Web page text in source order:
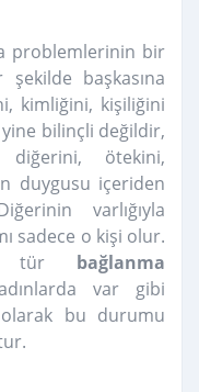
problemlerinin bir
başkasına
kimliğini, kişiliğini
bilinçli değildir,
diğerini, ötekini,
duygusu içeriden
varlığıyla
sadece o kişi olur.
tür bağlanma
var gibi
bu durumu